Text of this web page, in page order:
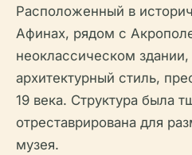
Расположенный в
Афинах, рядом с
неоклассическом
архитектурный стиль,
19 века. Структура была
отреставрирована для
музея.